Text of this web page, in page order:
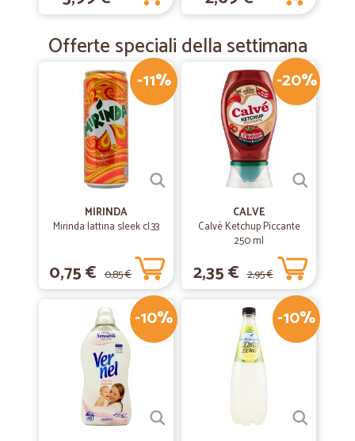
Offerte speciali della settimana
-11%
MIRINDA
Mirinda lattina sleek cl.33
0,75 € 0,85 €
-20%
CALVE
Calvè Ketchup Piccante
250 ml
2,35 € 2,95 €
-10% -10%